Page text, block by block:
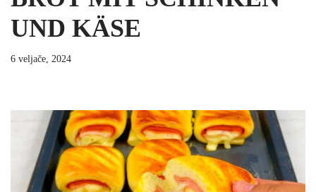
UND KÄSE
6 veljače, 2024